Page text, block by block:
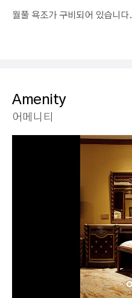
월풀 욕조가 구비되어 있습니다.
Amenity
어메니티